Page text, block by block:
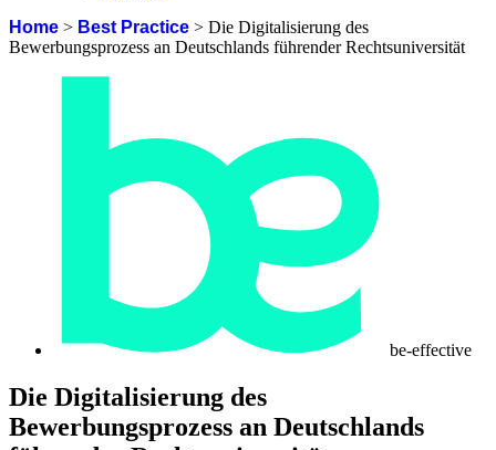
Home > Best Practice > Die Digitalisierung des
Bewerbungsprozess an Deutschlands führender Rechtsuniversität
be-effective
Die Digitalisierung des
Bewerbungsprozess an Deutschlands